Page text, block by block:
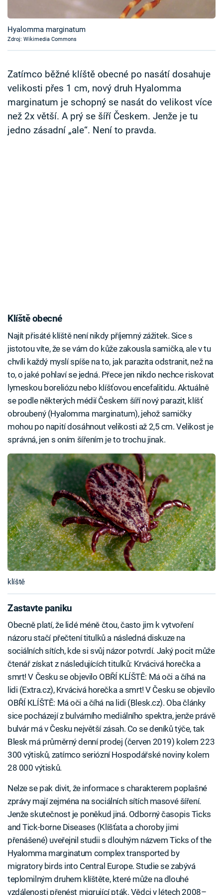
Sledujte prima+
Sledujte nás
Hyalomma marginatum
Zdroj: Wikimedia Commons
Zatímco běžné klíště obecné po nasátí dosahuje
velikosti přes 1 cm, nový druh Hyalomma
marginatum je schopný se nasát do velikost více
než 2x větší. A prý se šíří Českem. Jenže je tu
jedno zásadní „ale“. Není to pravda.
Klíště obecné
Najít přisáté klíště není nikdy příjemný zážitek. Sice s
jistotou víte, že se vám do kůže zakousla samička, ale v tu
chvíli každý myslí spíše na to, jak parazita odstranit, než na
to, o jaké pohlaví se jedná. Přece jen nikdo nechce riskovat
lymeskou boreliózu nebo klíšťovou encefalitidu. Aktuálně
se podle některých médií Českem šíří nový parazit, klíšť
obroubený (Hyalomma marginatum), jehož samičky
mohou po napití dosáhnout velikosti až 2,5 cm. Velikost je
správná, jen s oním šířením je to trochu jinak.
klíště
Zastavte paniku
Obecně platí, že lidé méně čtou, často jim k vytvoření
názoru stačí přečtení titulků a následná diskuze na
sociálních sítích, kde si svůj názor potvrdí. Jaký pocit může
čtenář získat z následujících titulků: Krvácivá horečka a
smrt! V Česku se objevilo OBŘÍ KLÍŠTĚ: Má oči a číhá na
lidi (Extra.cz), Krvácivá horečka a smrt! V Česku se objevilo
OBŘÍ KLÍŠTĚ: Má oči a číhá na lidi (Blesk.cz). Oba články
sice pocházejí z bulvárního mediálního spektra, jenže právě
bulvár má v Česku největší zásah. Co se deníků týče, tak
Blesk má průměrný denní prodej (červen 2019) kolem 223
300 výtisků, zatímco seriózní Hospodářské noviny kolem
28 000 výtisků.
Nelze se pak divit, že informace s charakterem poplašné
zprávy mají zejména na sociálních sítích masové šíření.
Jenže skutečnost je poněkud jiná. Odborný časopis Ticks
and Tick-borne Diseases (Klíšťata a choroby jimi
přenášené) uveřejnil studii s dlouhým názvem Ticks of the
Hyalomma marginatum complex transported by
migratory birds into Central Europe. Studie se zabývá
teplomilným druhem klíštěte, které může na dlouhé
vzdálenosti přenést migrující pták. Vědci v létech 2008–